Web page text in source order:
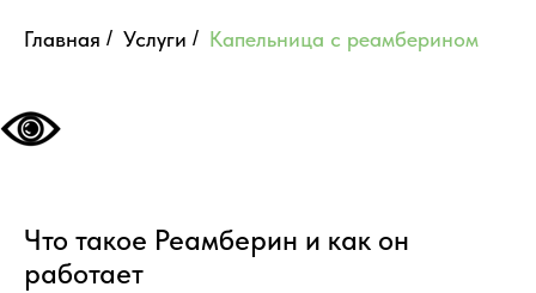
Главная / Услуги / Капельница с реамберином
Что такое Реамберин и как он
работает